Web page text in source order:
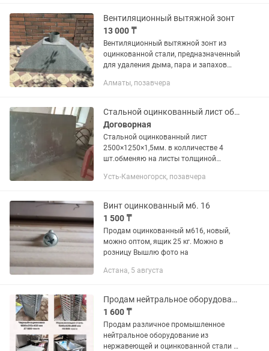
Вентиляционный вытяжной зонт
13 000 ₸
Вентиляционный вытяжной зонт из
оцинкованной стали, предназначенный
для удаления дыма, пара и запахов
грилями или на профессиональных
Алматы, позавчера
Стальной оцинкованный лист обменяю или продам .
Договорная
Стальной оцинкованный лист
2500×1250×1,5мм. в колличестве 4
шт.обменяю на листы толщиной
к 3-ем , или на алюминиевый 2 - 3мм. 4
Усть-Каменогорск, позавчера
Винт оцинкованный м6. 16
1 500 ₸
Продам оцинкованный м616, новый,
можно оптом, ящик 25 кг. Можно в
розницу Вышлю фото на
Астана, 5 августа
Продам нейтральное оборудование для общепита
1 600 ₸
Продам различное промышленное
нейтральное оборудование из
нержавеющей и оцинкованной стали и